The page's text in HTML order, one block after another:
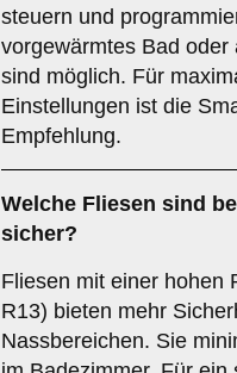
steuern und
vorgewärmtes Bad
sind möglich. Für
Einstellungen ist die
Empfehlung.
Welche Fliesen sind
sicher?
Fliesen mit einer hohen
R13) bieten mehr
Nassbereichen. Sie